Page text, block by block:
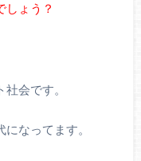
しょう？
会です。
なってます。